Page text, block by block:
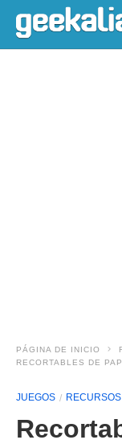
PÁGINA DE INICIO
RECORTABLES DE
JUEGOS RECURSOS